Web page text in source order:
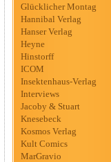
Glücklicher Montag
Hannibal Verlag
Hanser Verlag
Heyne
Hinstorff
ICOM
Insektenhaus-Verlag
Interviews
Jacoby & Stuart
Knesebeck
Kosmos Verlag
Kult Comics
MarGravio